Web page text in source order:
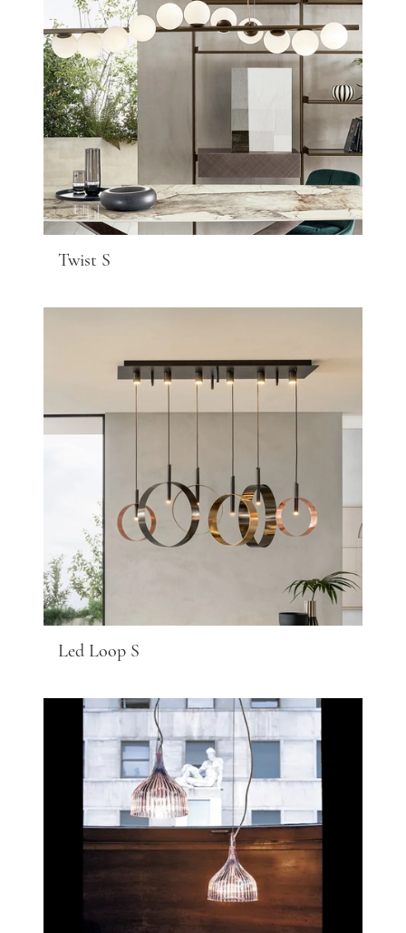
Twist S
Led Loop S